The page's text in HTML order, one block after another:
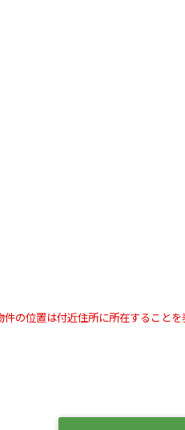
の位置は付近住所に所在すること